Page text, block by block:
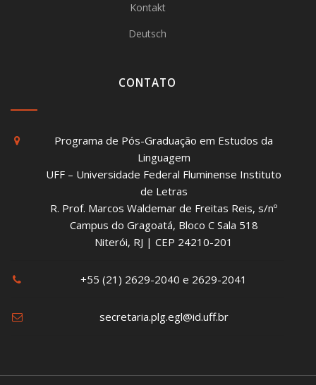
Kontakt
Deutsch
CONTATO
Programa de Pós-Graduação em Estudos da
Linguagem
UFF – Universidade Federal Fluminense Instituto
de Letras
R. Prof. Marcos Waldemar de Freitas Reis, s/nº
Campus do Gragoatá, Bloco C Sala 518
Niterói, RJ | CEP 24210-201
+55 (21) 2629-2040 e 2629-2041
secretaria.plg.egl@id.uff.br